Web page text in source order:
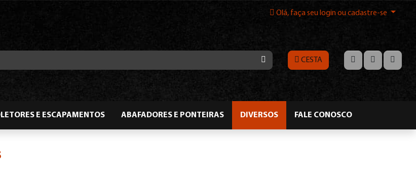
Olá, faça seu login ou cadastre-se
CESTA
E ESCAPAMENTOS ABAFADORES E PONTEIRAS DIVERSOS FALE CONOSCO